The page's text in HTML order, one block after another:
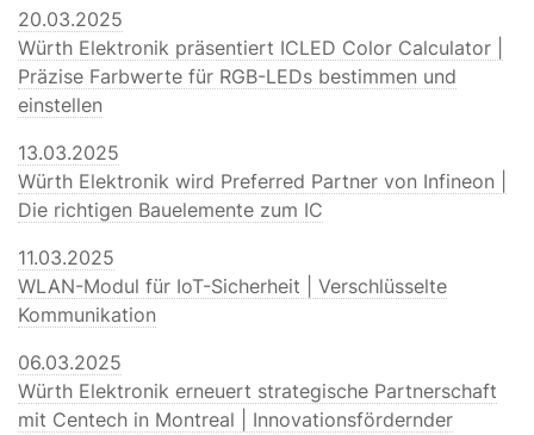
20.03.2025
Würth Elektronik präsentiert ICLED Color Calculator |
Präzise Farbwerte für RGB-LEDs bestimmen und
einstellen
13.03.2025
Würth Elektronik wird Preferred Partner von Infineon |
Die richtigen Bauelemente zum IC
11.03.2025
WLAN-Modul für IoT-Sicherheit | Verschlüsselte
Kommunikation
06.03.2025
Würth Elektronik erneuert strategische Partnerschaft
mit Centech in Montreal | Innovationsfördernder